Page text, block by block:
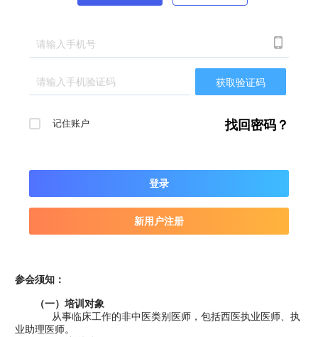

获取验证码
记住账户 找回密码？
登录
新用户注册
参会须知：
（一）培训对象
从事临床工作的非中医类别医师，包括西医执业医师、执
业助理医师。